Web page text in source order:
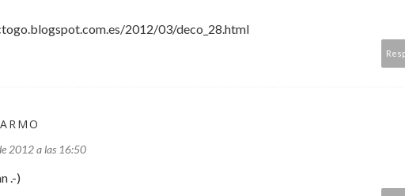
2012/03/deco_28.html
2012 a las 16:50
.-)